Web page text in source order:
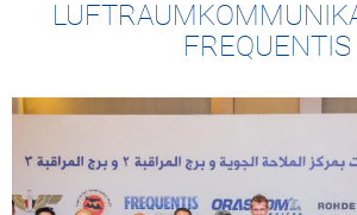
FREQUENTIS